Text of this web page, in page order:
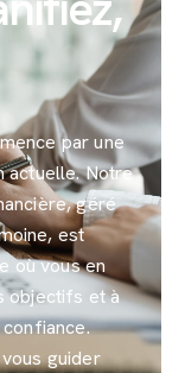
par une
actuelle. Notre
géré
est
où vous en
objectifs et à
guider